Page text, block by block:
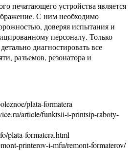
печатающего устройства является
С ним необходимо
доверяя испытания и
персоналу. Только
диагностировать все
разъемов, резонатора и
plata-formatera
article/funktsii-i-printsip-raboty-
plata-formatera.html
printerov-i-mfu/remont-formaterov/